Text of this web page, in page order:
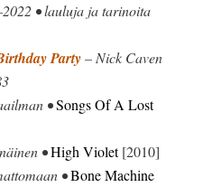
• lauluja ja tarinoita
Party– Nick Caven
•Songs Of A Lost
•High Violet[2010]
•Bone Machine